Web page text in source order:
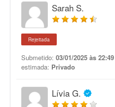
Sarah S.
Rejeitada
Submetido: 03/01/2025 às 22:49
estimada: Privado
Lívia G.